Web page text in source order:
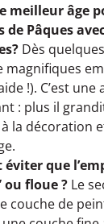
meilleur âge
de Pâques
Dès
magnifiques
!). C’est
: plus il
la décoration
éviter que
ou floue ? Le
couche de